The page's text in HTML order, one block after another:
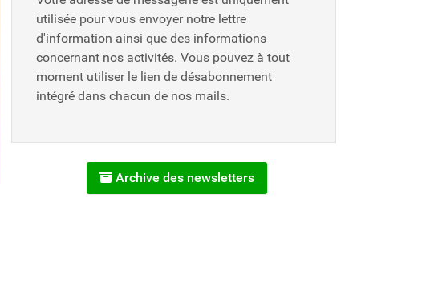
utilisée pour vous envoyer notre lettre
d'information ainsi que des informations
concernant nos activités. Vous pouvez à tout
moment utiliser le lien de désabonnement
intégré dans chacun de nos mails.
Archive des newsletters